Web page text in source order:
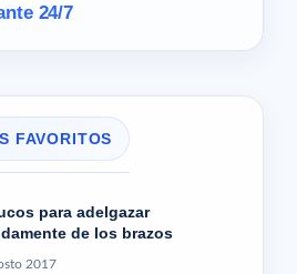
24/7
FAVORITOS
para adelgazar
de los brazos
2017